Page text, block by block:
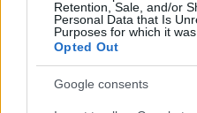
Retention, Sale, and/or
Personal Data that Is
Purposes for which it was
Opted Out
Google consents